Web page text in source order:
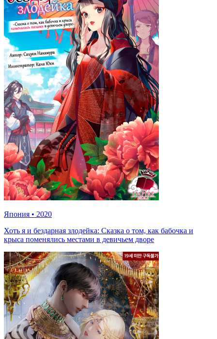
Япония • 2020
Хоть я и бездарная злодейка: Сказка о том, как бабочка и
крыса поменялись местами в девичьем дворе